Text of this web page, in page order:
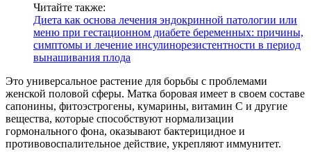
Читайте также:
Диета как основа лечения эндокринной патологии или
меню при гестационном диабете беременных: причины,
симптомы и лечение инсулинорезистентности в период
вынашивания плода
Это универсальное растение для борьбы с проблемами
женской половой сферы. Матка боровая имеет в своем составе
сапонины, фитоэстрогены, кумарины, витамин С и другие
вещества, которые способствуют нормализации
гормонального фона, оказывают бактерицидное и
противовоспалительное действие, укрепляют иммунитет.